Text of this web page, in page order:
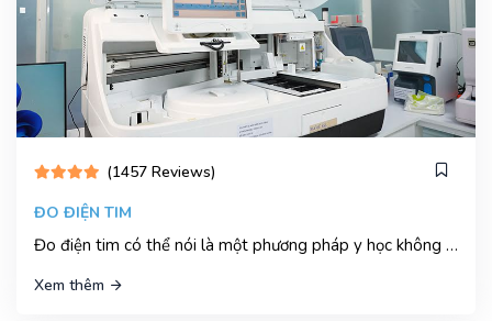
(1457 Reviews)
ĐO ĐIỆN TIM
Đo điện tim có thể nói là một phương pháp y học không thể thiếu trong việc chẩn đoán và đánh giá các bệnh lý liên quan đến tim mạch...
Xem thêm